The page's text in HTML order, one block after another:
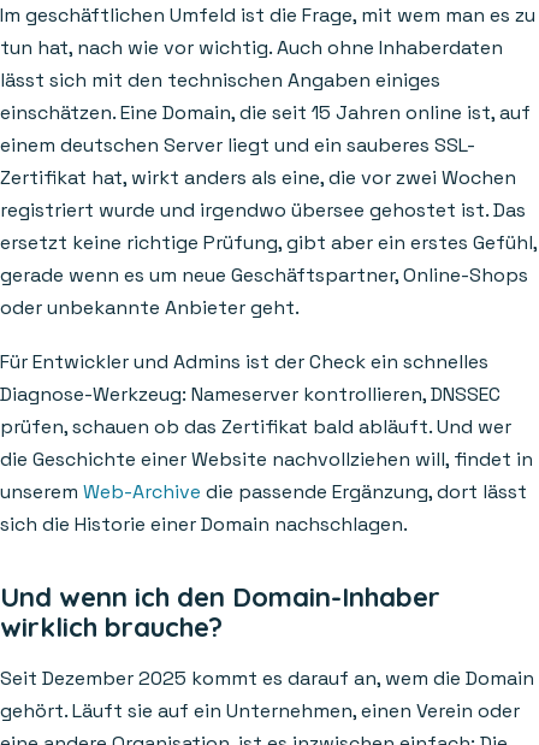
Im geschäftlichen Umfeld ist die Frage, mit wem man es zu
tun hat, nach wie vor wichtig. Auch ohne Inhaberdaten
lässt sich mit den technischen Angaben einiges
einschätzen. Eine Domain, die seit 15 Jahren online ist, auf
einem deutschen Server liegt und ein sauberes SSL-
Zertifikat hat, wirkt anders als eine, die vor zwei Wochen
registriert wurde und irgendwo übersee gehostet ist. Das
ersetzt keine richtige Prüfung, gibt aber ein erstes Gefühl,
gerade wenn es um neue Geschäftspartner, Online-Shops
oder unbekannte Anbieter geht.
Für Entwickler und Admins ist der Check ein schnelles
Diagnose-Werkzeug: Nameserver kontrollieren, DNSSEC
prüfen, schauen ob das Zertifikat bald abläuft. Und wer
die Geschichte einer Website nachvollziehen will, findet in
unserem Web-Archive die passende Ergänzung, dort lässt
sich die Historie einer Domain nachschlagen.
Und wenn ich den Domain-Inhaber
wirklich brauche?
Seit Dezember 2025 kommt es darauf an, wem die Domain
gehört. Läuft sie auf ein Unternehmen, einen Verein oder